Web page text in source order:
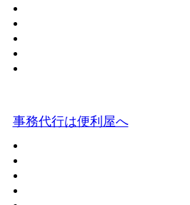
事務代行は便利屋へ